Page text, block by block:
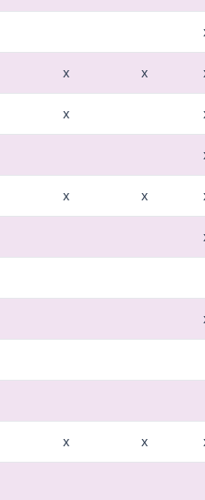
x x
x
x x
x x